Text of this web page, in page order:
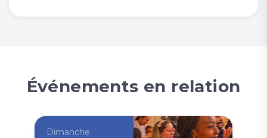
Événements en relation
Dimanche